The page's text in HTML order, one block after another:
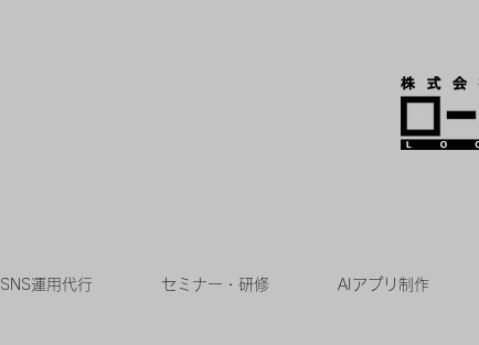
SNS運用代行 セミナー・研修 AIアプリ制作